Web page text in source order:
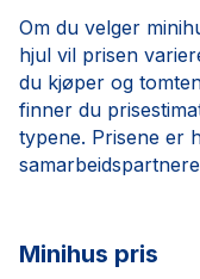
Om du velger
hjul vil prisen
du kjøper og
finner du
typene. Prisene er
Minihus pris